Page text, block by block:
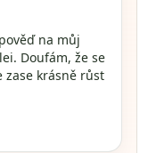
na můj
Doufám, že se
zase krásně růst